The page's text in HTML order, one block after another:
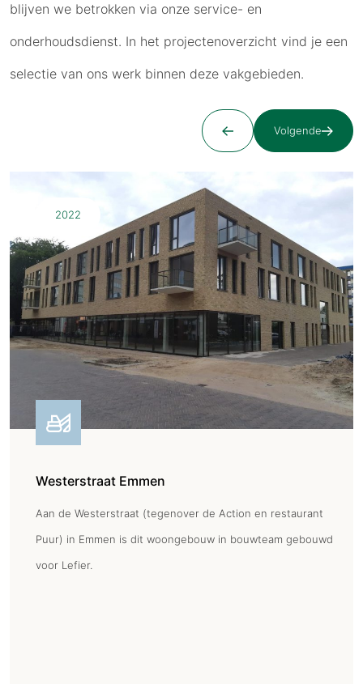
blijven we betrokken via onze service- en
onderhoudsdienst. In het projectenoverzicht vind je een
selectie van ons werk binnen deze vakgebieden.
Volgende
2022
Westerstraat Emmen
Aan de Westerstraat (tegenover de Action en restaurant
Puur) in Emmen is dit woongebouw in bouwteam gebouwd
voor Lefier.